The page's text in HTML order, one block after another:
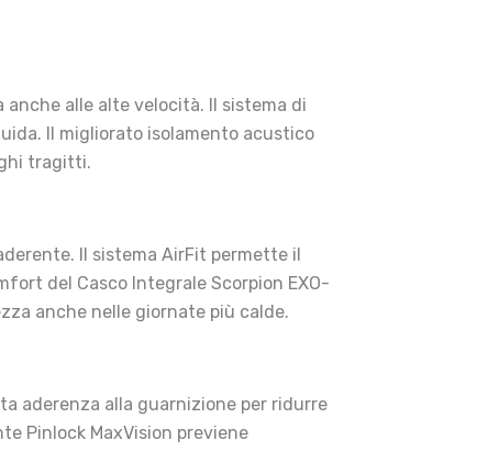
alle alte velocità. Il sistema di
Il migliorato isolamento acustico
tragitti.
Il sistema AirFit permette il
del Casco Integrale Scorpion EXO-
anche nelle giornate più calde.
aderenza alla guarnizione per ridurre
Pinlock MaxVision previene